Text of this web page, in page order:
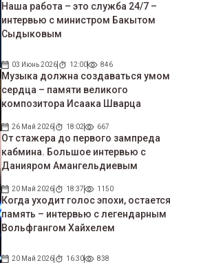
Наша работа – это служба 24/7 –
интервью с министром Бакытом
Сыдыковым
03 Июнь 2026 12:00 846
Музыка должна создаваться умом
сердца – памяти великого
композитора Исаака Шварца
26 Май 2026 18:02 667
От стажера до первого зампреда
кабмина. Большое интервью с
Данияром Амангельдиевым
20 Май 2026 18:37 1150
Когда уходит голос эпохи, остается
память – интервью с легендарным
Вольфгангом Хайхелем
20 Май 2026 16:30 838